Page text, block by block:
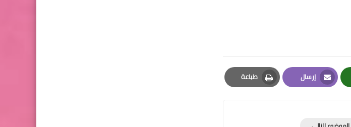
إرسال
Email
طباعة
Print